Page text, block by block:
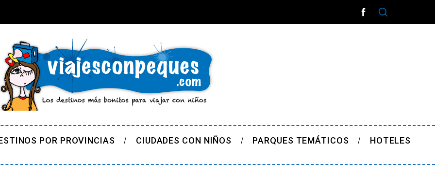
POR PROVINCIAS CIUDADES CON NIÑOS PARQUES TEMÁTICOS HOTELES